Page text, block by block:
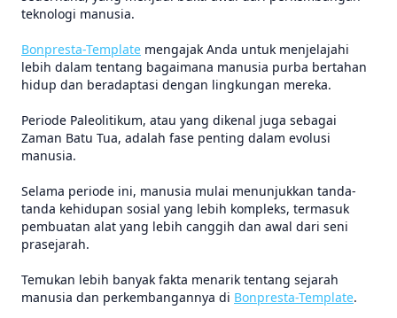
teknologi manusia.
Bonpresta-Template mengajak Anda untuk menjelajahi
lebih dalam tentang bagaimana manusia purba bertahan
hidup dan beradaptasi dengan lingkungan mereka.
Periode Paleolitikum, atau yang dikenal juga sebagai
Zaman Batu Tua, adalah fase penting dalam evolusi
manusia.
Selama periode ini, manusia mulai menunjukkan tanda-
tanda kehidupan sosial yang lebih kompleks, termasuk
pembuatan alat yang lebih canggih dan awal dari seni
prasejarah.
Temukan lebih banyak fakta menarik tentang sejarah
manusia dan perkembangannya di Bonpresta-Template.